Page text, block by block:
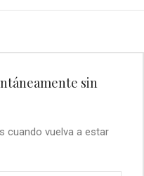
sin
cuando vuelva a estar